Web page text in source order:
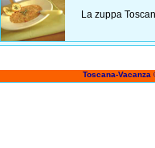
La zuppa
Toscana-Vacanza